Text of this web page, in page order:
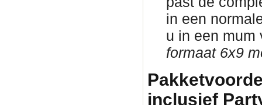
in een
u in een
formaat 6x9
inclusief